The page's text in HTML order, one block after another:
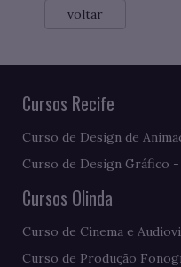
voltar
Cursos Recife
Curso de Design de
Curso de Design Gráfico -
Cursos Olinda
Curso de Cinema e
Curso de Produção